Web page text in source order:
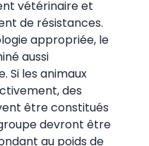
vétérinaire et
de résistances.
appropriée, le
aussi
Si les animaux
des
être constitués
devront être
au poids de